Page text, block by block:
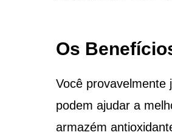
Os
Você provavelmente
podem ajudar a
armazém